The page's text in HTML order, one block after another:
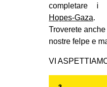
completare
Hopes-Gaza.
Troverete
nostre felpe e
VI